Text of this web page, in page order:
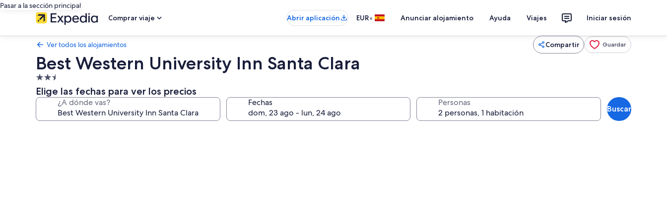
Pasar a la sección principal
Comprar viaje
Abrir aplicación EUR• Anunciar alojamiento Ayuda Viajes Iniciar sesión
Ver todos los alojamientos Compartir Guardar
Best Western University Inn Santa Clara
Alojamiento
de
2.5 estrellas
Elige las fechas para ver los precios
¿A dónde vas? Fechas Personas
Buscar